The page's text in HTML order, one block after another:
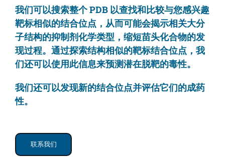
我们可以搜索整个 PDB 以查找和比较与您感兴趣
靶标相似的结合位点，从而可能会揭示相关大分
子结构的抑制剂化学类型，缩短苗头化合物的发
现过程。通过探索结构相似的靶标结合位点，我
们还可以使用此信息来预测潜在脱靶的毒性。
我们还可以发现新的结合位点并评估它们的成药
性。
联系我们